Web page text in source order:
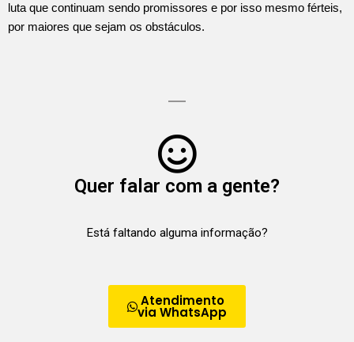
luta que continuam sendo promissores e por isso mesmo férteis,
por maiores que sejam os obstáculos.
Quer falar com a gente?
Está faltando alguma informação?
Atendimento
via WhatsApp